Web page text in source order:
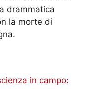
drammatica
la morte di
in campo: